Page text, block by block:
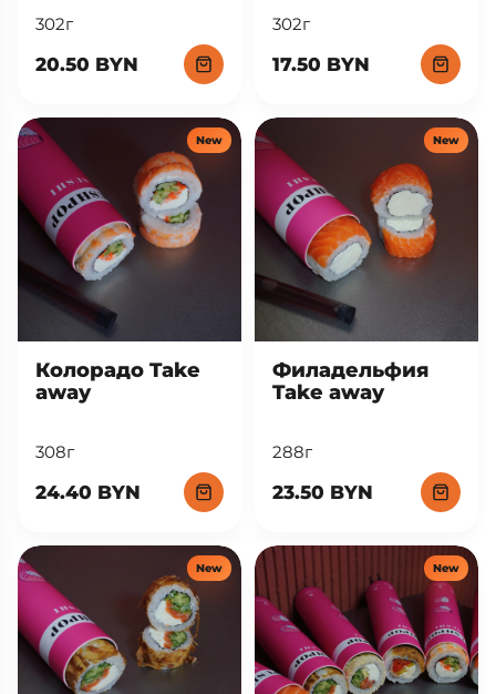
302г
20.50 BYN
302г
17.50 BYN
New
Колорадо Take
away
308г
24.40 BYN
New
Филадельфия
Take away
288г
23.50 BYN
New New